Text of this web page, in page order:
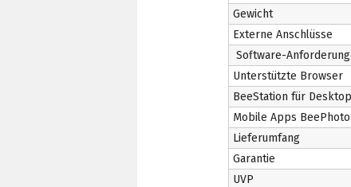
Gewicht
Externe Anschlüsse
Software-
Unterstützte Browser
BeeStation für Desktop
Mobile Apps
Lieferumfang
Garantie
UVP